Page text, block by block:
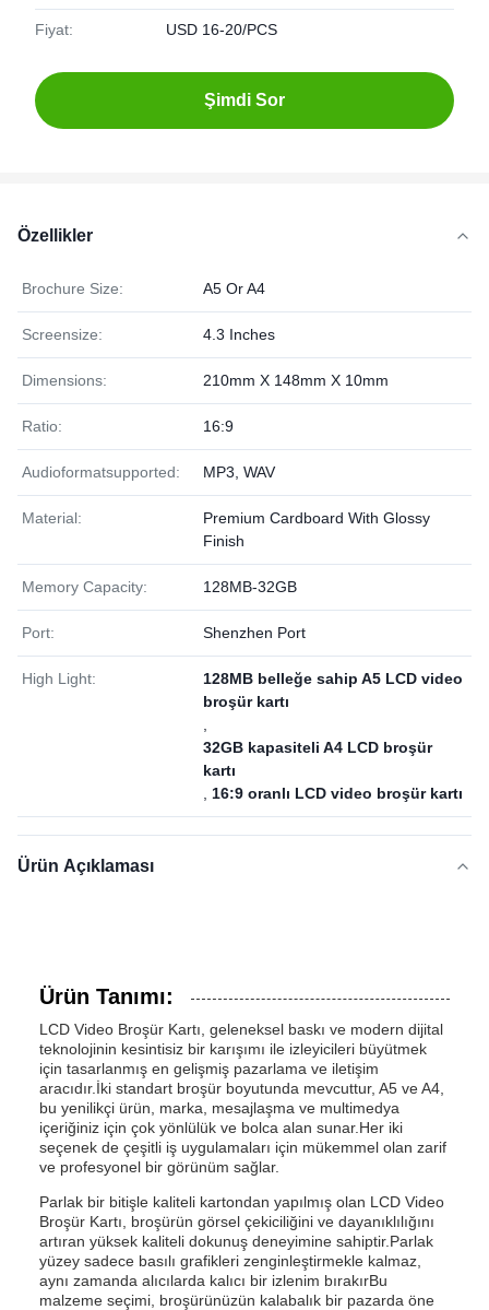
Fiyat: USD 16-20/PCS
Şimdi Sor
Özellikler
Brochure Size: A5 Or A4
Screensize: 4.3 Inches
Dimensions: 210mm X 148mm X 10mm
Ratio: 16:9
Audioformatsupported: MP3, WAV
Material:
Premium Cardboard With Glossy
Finish
Memory Capacity: 128MB-32GB
Port: Shenzhen Port
High Light:
128MB belleğe sahip A5 LCD video
broşür kartı
32GB kapasiteli A4 LCD broşür
kartı
16:9 oranlı LCD video broşür kartı
Ürün Açıklaması
Ürün Tanımı:
LCD Video Broşür Kartı, geleneksel baskı ve modern dijital
teknolojinin kesintisiz bir karışımı ile izleyicileri büyütmek
için tasarlanmış en gelişmiş pazarlama ve iletişim
aracıdır.İki standart broşür boyutunda mevcuttur, A5 ve A4,
bu yenilikçi ürün, marka, mesajlaşma ve multimedya
içeriğiniz için çok yönlülük ve bolca alan sunar.Her iki
seçenek de çeşitli iş uygulamaları için mükemmel olan zarif
ve profesyonel bir görünüm sağlar.
Parlak bir bitişle kaliteli kartondan yapılmış olan LCD Video
Broşür Kartı, broşürün görsel çekiciliğini ve dayanıklılığını
artıran yüksek kaliteli dokunuş deneyimine sahiptir.Parlak
yüzey sadece basılı grafikleri zenginleştirmekle kalmaz,
aynı zamanda alıcılarda kalıcı bir izlenim bırakırBu
malzeme seçimi, broşürünüzün kalabalık bir pazarda öne